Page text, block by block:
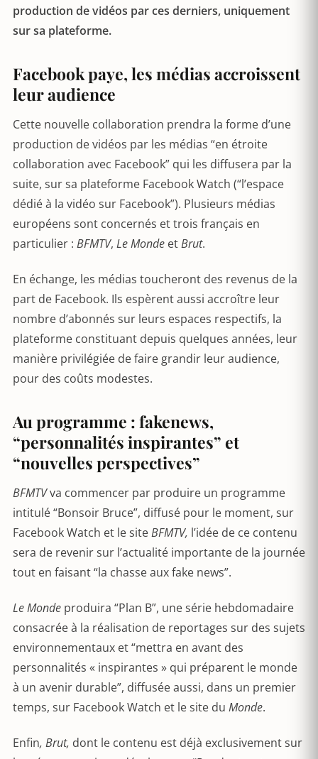
production de vidéos par ces derniers, uniquement
sur sa plateforme.
Facebook paye, les médias accroissent
leur audience
Cette nouvelle collaboration prendra la forme d’une
production de vidéos par les médias “en étroite
collaboration avec Facebook” qui les diffusera par la
suite, sur sa plateforme Facebook Watch (“l’espace
dédié à la vidéo sur Facebook”). Plusieurs médias
européens sont concernés et trois français en
particulier : BFMTV, Le Monde etBrut.
En échange, les médias toucheront des revenus de la
part de Facebook. Ils espèrent aussi accroître leur
nombre d’abonnés sur leurs espaces respectifs, la
plateforme constituant depuis quelques années, leur
manière privilégiée de faire grandir leur audience,
pour des coûts modestes.
Au programme : fakenews,
“personnalités inspirantes” et
“nouvelles perspectives”
BFMTVva commencer par produire un programme
intitulé “Bonsoir Bruce”, diffusé pour le moment, sur
Facebook Watch et le siteBFMTV, l’idée de ce contenu
sera de revenir sur l’actualité importante de la journée
tout en faisant “la chasse aux fake news”.
Le Monde produira “Plan B”, une série hebdomadaire
consacrée à la réalisation de reportages sur des sujets
environnementaux et “mettra en avant des
personnalités « inspirantes » qui préparent le monde
à un avenir durable”, diffusée aussi, dans un premier
temps, sur Facebook Watch et le site du Monde.
Enfin, Brut, dont le contenu est déjà exclusivement sur